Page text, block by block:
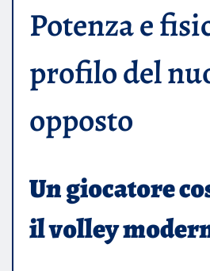
Potenza e
profilo del
opposto
Un giocatore
il volley